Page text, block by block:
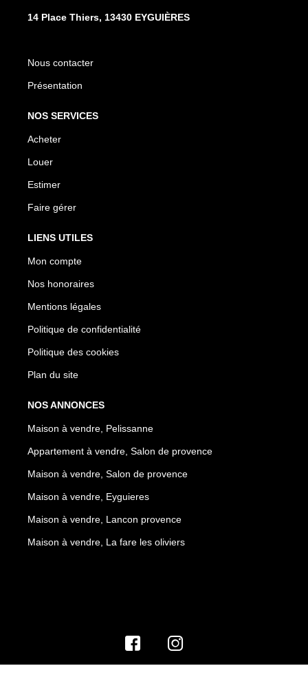
14 Place Thiers, 13430 EYGUIÈRES
Nous contacter
Présentation
NOS SERVICES
Acheter
Louer
Estimer
Faire gérer
LIENS UTILES
Mon compte
Nos honoraires
Mentions légales
Politique de confidentialité
Politique des cookies
Plan du site
NOS ANNONCES
Maison à vendre, Pelissanne
Appartement à vendre, Salon de provence
Maison à vendre, Salon de provence
Maison à vendre, Eyguieres
Maison à vendre, Lancon provence
Maison à vendre, La fare les oliviers